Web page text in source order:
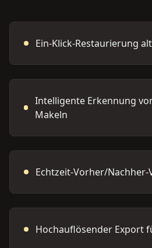
Ein-Klick-Restaurierung
Intelligente Erkennung
Makeln
Echtzeit-Vorher/Nachher-
Hochauflösender Export